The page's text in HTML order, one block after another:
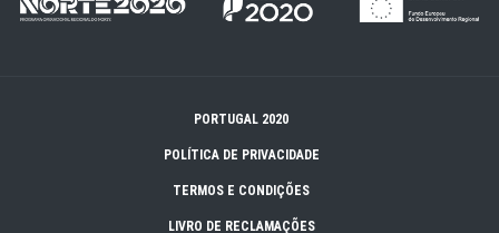
PORTUGAL 2020
POLÍTICA DE PRIVACIDADE
TERMOS E CONDIÇÕES
LIVRO DE RECLAMAÇÕES